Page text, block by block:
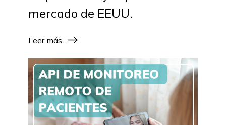
mercado de EEUU.
Leer más